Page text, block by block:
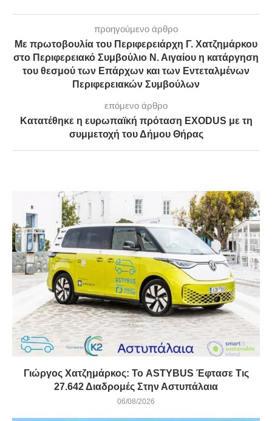
προηγούμενο άρθρο
Με πρωτοβουλία του Περιφερειάρχη Γ. Χατζημάρκου
στο Περιφερειακό Συμβούλιο Ν. Αιγαίου η κατάργηση
του θεσμού των Επάρχων και των Εντεταλμένων
Περιφερειακών Συμβούλων
επόμενο άρθρο
Κατατέθηκε η ευρωπαϊκή πρόταση EXODUS με τη
συμμετοχή του Δήμου Θήρας
Γιώργος Χατζημάρκος: Το ASTYBUS Έφτασε Τις
27.642 Διαδρομές Στην Αστυπάλαια
06/08/2026